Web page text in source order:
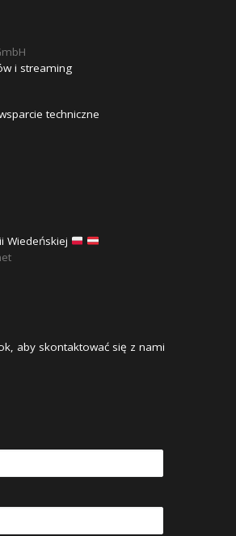
i streaming
techniczne
Wiedeńskiej
aby skontaktować się z nami